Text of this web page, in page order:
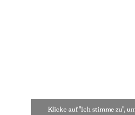
Klicke auf "Ich stimme zu",